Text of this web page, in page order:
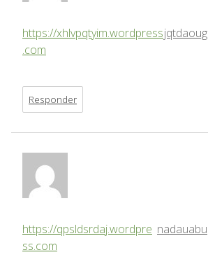
jqtdaoug
https://xhlvpqtyim.wordpress
.com
Responder
nadauabu
https://qpsldsrdaj.wordpre
ss.com